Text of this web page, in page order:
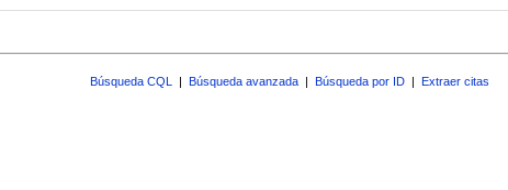
Búsqueda CQL | Búsqueda avanzada | Búsqueda por ID | Extraer citas